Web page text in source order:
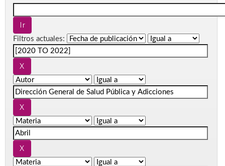
Filtros actuales: